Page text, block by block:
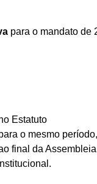
para o mandato de
Estatuto
o mesmo
final da